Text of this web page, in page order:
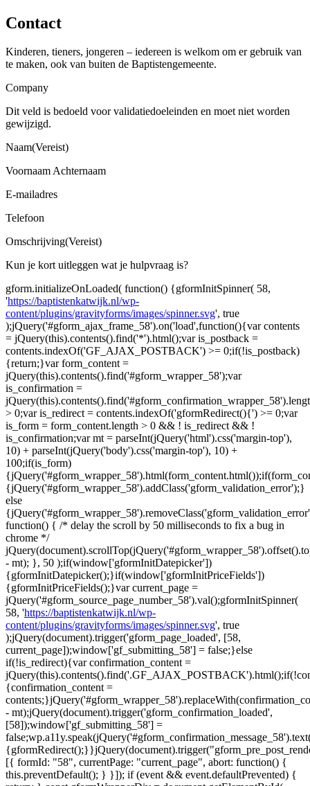
Contact
Kinderen, tieners, jongeren – iedereen is welkom om er gebruik van
te maken, ook van buiten de Baptistengemeente.
Company
Dit veld is bedoeld voor validatiedoeleinden en moet niet worden
gewijzigd.
Naam(Vereist)
Voornaam Achternaam
E-mailadres
Telefoon
Omschrijving(Vereist)
Kun je kort uitleggen wat je hulpvraag is?
gform.initializeOnLoaded( function() {gformInitSpinner( 58,
'https://baptistenkatwijk.nl/wp-
content/plugins/gravityforms/images/spinner.svg', true
);jQuery('#gform_ajax_frame_58').on('load',function(){var contents
= jQuery(this).contents().find('*').html();var is_postback =
contents.indexOf('GF_AJAX_POSTBACK') >= 0;if(!is_postback)
{return;}var form_content =
jQuery(this).contents().find('#gform_wrapper_58');var
is_confirmation =
> 0;var is_redirect = contents.indexOf('gformRedirect(){') >= 0;var
is_form = form_content.length > 0 && ! is_redirect && !
is_confirmation;var mt = parseInt(jQuery('html').css('margin-top'),
10) + parseInt(jQuery('body').css('margin-top'), 10) +
100;if(is_form)
{jQuery('#gform_wrapper_58').addClass('gform_validation_error');}
else
function() { /* delay the scroll by 50 milliseconds to fix a bug in
chrome */
- mt); }, 50 );if(window['gformInitDatepicker'])
{gformInitDatepicker();}if(window['gformInitPriceFields'])
{gformInitPriceFields();}var current_page =
jQuery('#gform_source_page_number_58').val();gformInitSpinner(
58, 'https://baptistenkatwijk.nl/wp-
content/plugins/gravityforms/images/spinner.svg', true
);jQuery(document).trigger('gform_page_loaded', [58,
current_page]);window['gf_submitting_58'] = false;}else
if(!is_redirect){var confirmation_content =
{confirmation_content =
- mt);jQuery(document).trigger('gform_confirmation_loaded',
[58]);window['gf_submitting_58'] =
[{ formId: "58", currentPage: "current_page", abort: function() {
this.preventDefault(); } }]); if (event && event.defaultPrevented) {